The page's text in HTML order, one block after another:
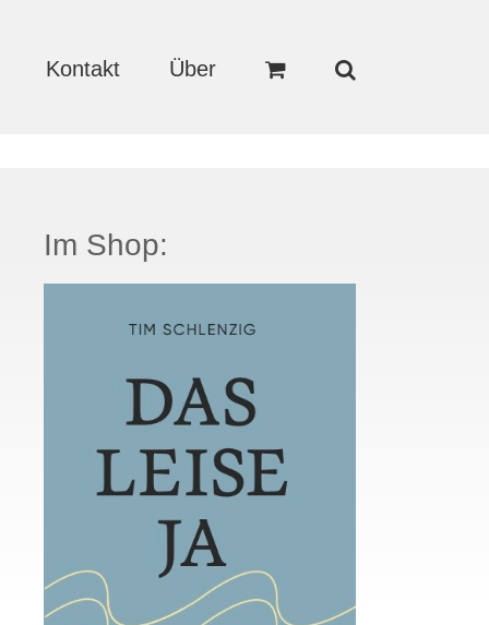
Kontakt Über
Im Shop: